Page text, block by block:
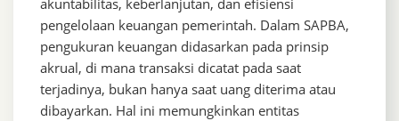
akuntabilitas, keberlanjutan, dan efisiensi
pengelolaan keuangan pemerintah. Dalam SAPBA,
pengukuran keuangan didasarkan pada prinsip
akrual, di mana transaksi dicatat pada saat
terjadinya, bukan hanya saat uang diterima atau
dibayarkan. Hal ini memungkinkan entitas